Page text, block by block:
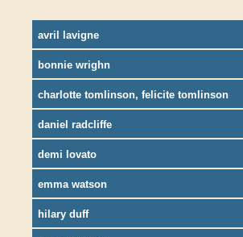
avril lavigne
bonnie wrighn
charlotte tomlinson, felicite tomlinson
daniel radcliffe
demi lovato
emma watson
hilary duff